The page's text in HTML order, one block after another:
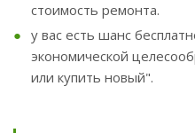
стоимость ремонта.
у вас есть шанс
экономической
или купить новый".